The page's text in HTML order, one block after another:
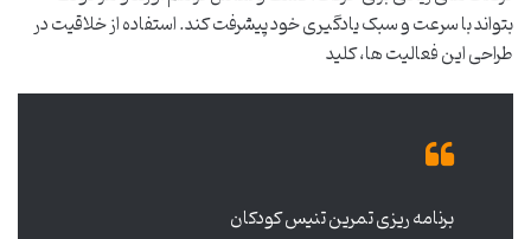
بتواند با سرعت و سبک یادگیری خود پیشرفت کند. استفاده از خلاقیت در
طراحی این فعالیت ها، کلید
برنامه ریزی تمرین تنیس کودکان